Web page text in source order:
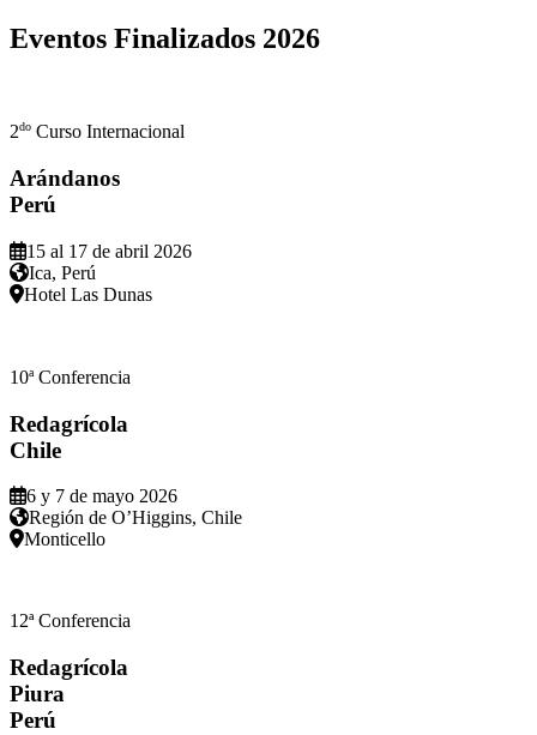
Eventos Finalizados 2026
2do Curso Internacional
Arándanos
Perú
15 al 17 de abril 2026
Ica, Perú
Hotel Las Dunas
10aConferencia
Redagrícola
Chile
6 y 7 de mayo 2026
Región de O’Higgins, Chile
Monticello
12ª Conferencia
Redagrícola
Piura
Perú